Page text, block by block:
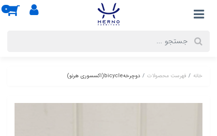
0
خانه فهرست محصولات دوچرخهbicycle(اکسسوری هرنو)